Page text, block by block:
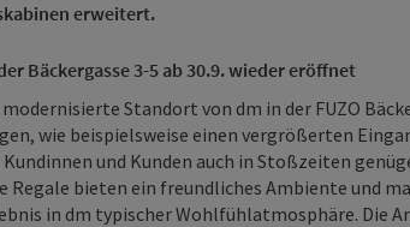
erweitert.
Bäckergasse 3-5 ab 30.9. wieder eröffnet
Standort von dm in der FUZO
wie beispielsweise einen vergrößerten
und Kunden auch in Stoßzeiten
Regale bieten ein freundliches Ambiente und
in dm typischer Wohlfühlatmosphäre. Die